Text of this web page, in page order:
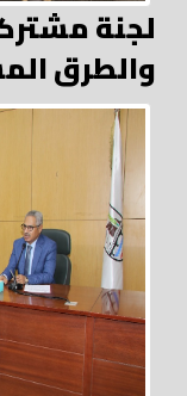
لجنة
والطرق